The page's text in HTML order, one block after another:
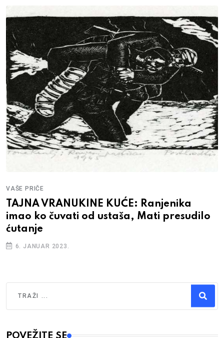
VAŠE PRIČE
TAJNA VRANUKINE KUĆE: Ranjenika
imao ko čuvati od ustaša, Mati presudilo
ćutanje
6. JANUAR 2023.
Type 2 or more characters for results.
POVEŽITE SE